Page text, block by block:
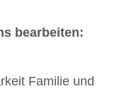
bearbeiten:
Familie und